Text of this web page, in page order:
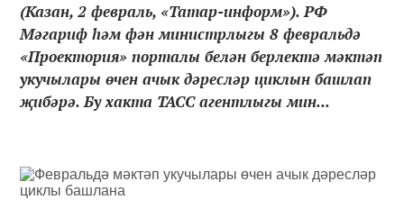
(Казан, 2 февраль, «Татар-информ»). РФ
Мәгариф һәм фән министрлыгы 8 февральдә
«Проектория» порталы белән берлектә мәктәп
укучылары өчен ачык дәресләр циклын башлап
җибәрә. Бу хакта ТАСС агентлыгы мин...